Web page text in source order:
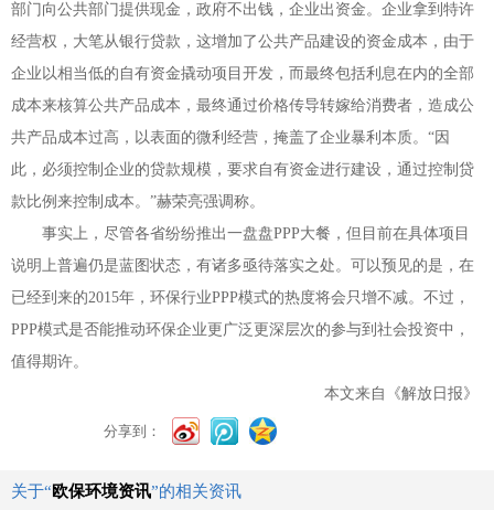
部门向公共部门提供现金，政府不出钱，企业出资金。企业拿到特许
经营权，大笔从银行贷款，这增加了公共产品建设的资金成本，由于
企业以相当低的自有资金撬动项目开发，而最终包括利息在内的全部
成本来核算公共产品成本，最终通过价格传导转嫁给消费者，造成公
共产品成本过高，以表面的微利经营，掩盖了企业暴利本质。“因
此，必须控制企业的贷款规模，要求自有资金进行建设，通过控制贷
款比例来控制成本。”赫荣亮强调称。
事实上，尽管各省纷纷推出一盘盘PPP大餐，但目前在具体项目
说明上普遍仍是蓝图状态，有诸多亟待落实之处。可以预见的是，在
已经到来的2015年，环保行业PPP模式的热度将会只增不减。不过，
PPP模式是否能推动环保企业更广泛更深层次的参与到社会投资中，
值得期许。
本文来自《解放日报》
分享到：
关于“欧保环境资讯”的相关资讯